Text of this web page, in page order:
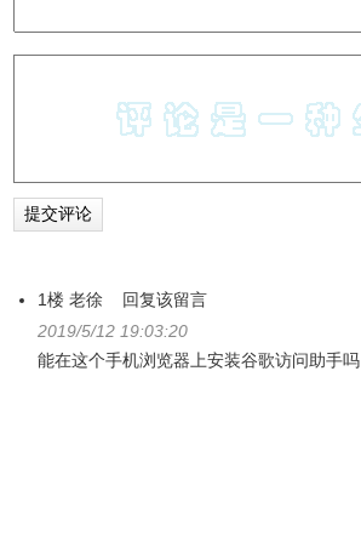
1楼老徐
回复该留言
2019/5/12 19:03:20
能在这个手机浏览器上安装谷歌访问助手吗